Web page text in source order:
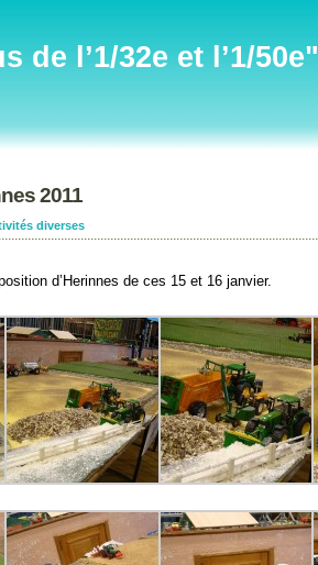
de l’1/32e et l’1/50e"
2011
diverses
d’Herinnes de ces 15 et 16 janvier.